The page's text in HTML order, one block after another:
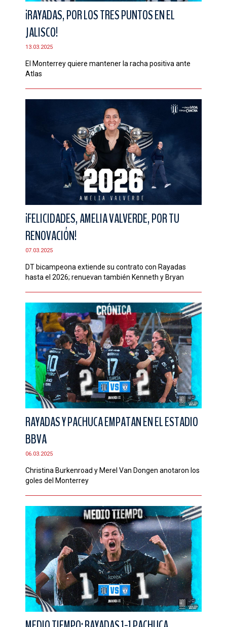
¡RAYADAS, POR LOS TRES PUNTOS EN EL
JALISCO!
13.03.2025
El Monterrey quiere mantener la racha positiva ante
Atlas
¡FELICIDADES, AMELIA VALVERDE, POR TU
RENOVACIÓN!
07.03.2025
DT bicampeona extiende su contrato con Rayadas
hasta el 2026; renuevan también Kenneth y Bryan
RAYADAS Y PACHUCA EMPATAN EN EL ESTADIO
BBVA
06.03.2025
Christina Burkenroad y Merel Van Dongen anotaron los
goles del Monterrey